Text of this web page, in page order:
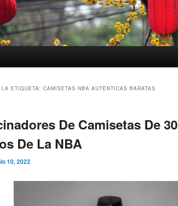
ETIQUETA: CAMISETAS NBA AUTENTICAS BARATAS
De Camisetas De 30
De La NBA
10, 2022